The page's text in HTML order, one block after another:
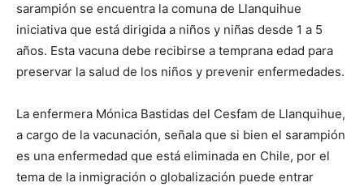
sarampión se encuentra la comuna de Llanquihue
iniciativa que está dirigida a niños y niñas desde 1 a 5
años. Esta vacuna debe recibirse a temprana edad para
preservar la salud de los niños y prevenir enfermedades.
La enfermera Mónica Bastidas del Cesfam de Llanquihue,
a cargo de la vacunación, señala que si bien el sarampión
es una enfermedad que está eliminada en Chile, por el
tema de la inmigración o globalización puede entrar